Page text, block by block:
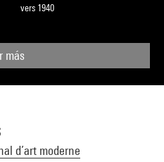
vers 1940
más
d’art moderne